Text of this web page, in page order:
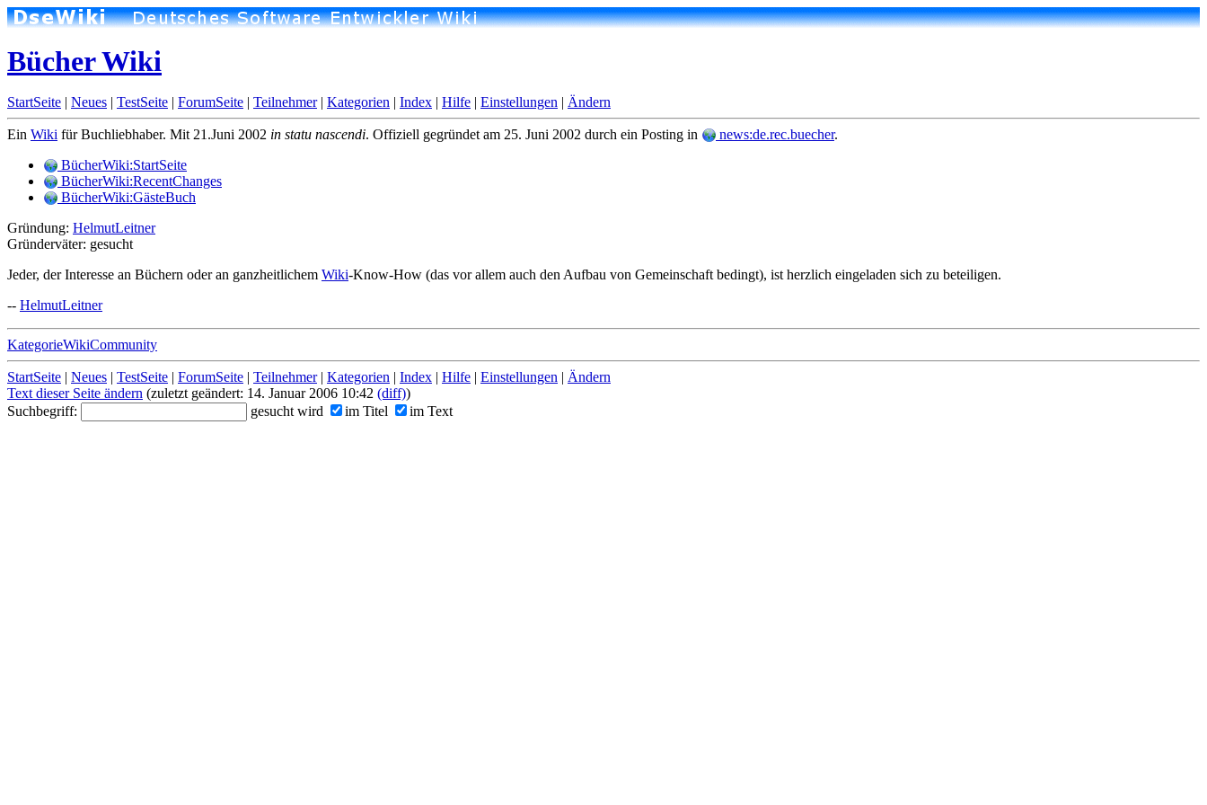
Bücher Wiki
StartSeite | Neues | TestSeite | ForumSeite | Teilnehmer| Kategorien | Index | Hilfe | Einstellungen | Ändern
Ein Wiki für Buchliebhaber. Mit 21.Juni 2002 in statu nascendi. Offiziell gegründet am 25. Juni 2002 durch ein Posting in news:de.rec.buecher.
BücherWiki:StartSeite
BücherWiki:RecentChanges
BücherWiki:GästeBuch
Gründung: HelmutLeitner
Gründerväter: gesucht
Jeder, der Interesse an Büchern oder an ganzheitlichem Wiki-Know-How (das vor allem auch den Aufbau von Gemeinschaft bedingt), ist herzlich eingeladen sich zu beteiligen.
-- HelmutLeitner
KategorieWikiCommunity
StartSeite | Neues | TestSeite | ForumSeite | Teilnehmer| Kategorien | Index | Hilfe | Einstellungen | Ändern
Text dieser Seite ändern (zuletzt geändert: 14. Januar 2006 10:42 (diff))
Suchbegriff:
gesucht wird im Titel im Text